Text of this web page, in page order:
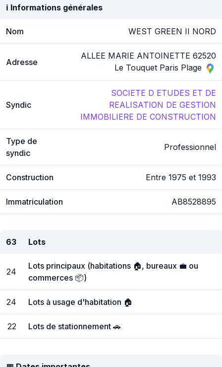
ℹ️ Informations générales
Nom WEST GREEN II NORD
Adresse
ALLEE MARIE ANTOINETTE 62520
Le Touquet Paris Plage
Syndic
SOCIETE D ETUDES ET DE
REALISATION DE GESTION
IMMOBILIERE DE CONSTRUCTION
Type de
syndic
Professionnel
Construction Entre 1975 et 1993
Immatriculation AB8528895
63 Lots
24
Lots principaux (habitations 🏠, bureaux 💼 ou
commerces 📦)
24 Lots à usage d'habitation 🏠
22 Lots de stationnement 🚗